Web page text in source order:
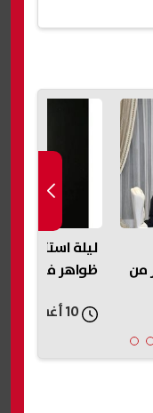
200 متر من
ظواهر فلكية